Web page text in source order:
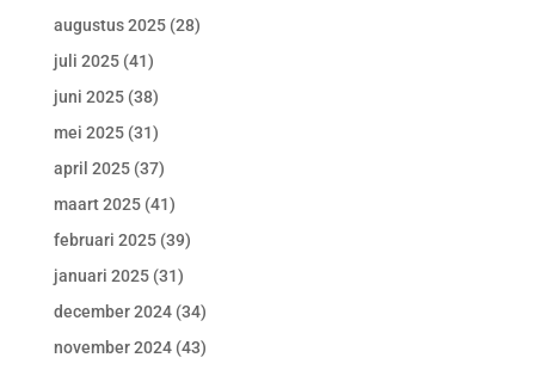
augustus 2025(28)
juli 2025(41)
juni 2025(38)
mei 2025(31)
april 2025(37)
maart 2025(41)
februari 2025(39)
januari 2025(31)
december 2024(34)
november 2024(43)